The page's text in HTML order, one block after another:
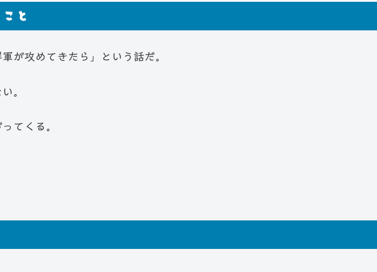
と
が攻めてきたら」という話だ。
。
てくる。